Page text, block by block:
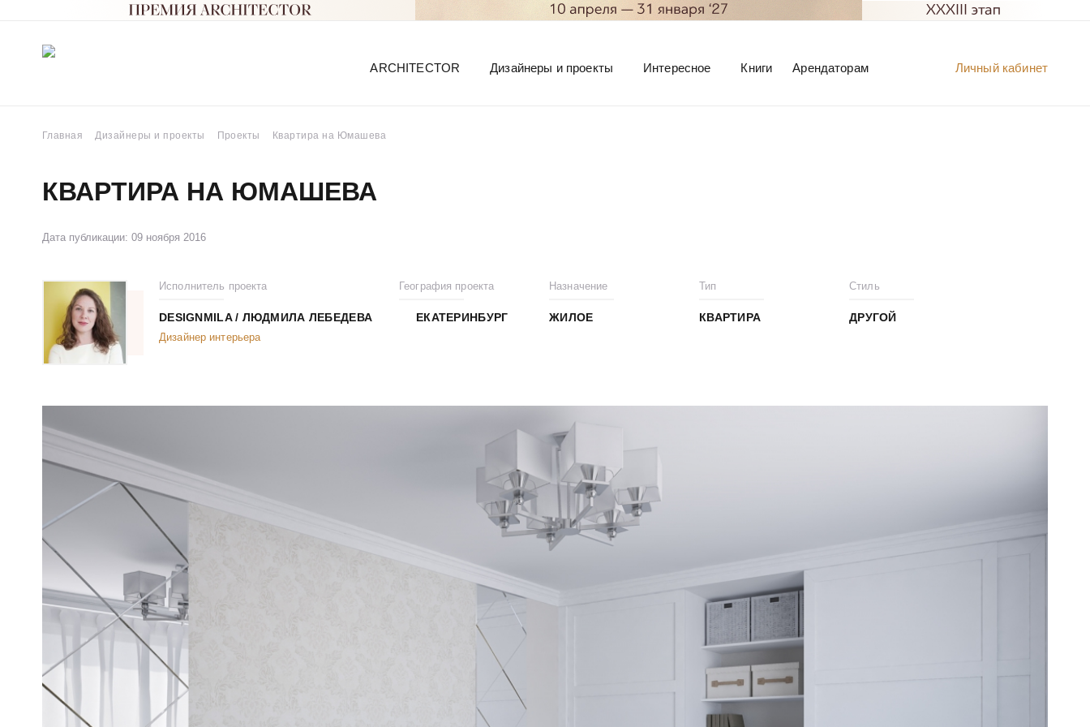
Личный кабинет
ARCHITECTOR Дизайнеры и проекты Интересное Книги Арендаторам
Главная Дизайнеры и проекты Проекты Квартира на Юмашева
КВАРТИРА НА ЮМАШЕВА
Дата публикации: 09 ноября 2016
Исполнитель проекта
DESIGNMILA / ЛЮДМИЛА ЛЕБЕДЕВА
Дизайнер интерьера
География проекта
ЕКАТЕРИНБУРГ
Назначение
ЖИЛОЕ
Тип
КВАРТИРА
Стиль
ДРУГОЙ